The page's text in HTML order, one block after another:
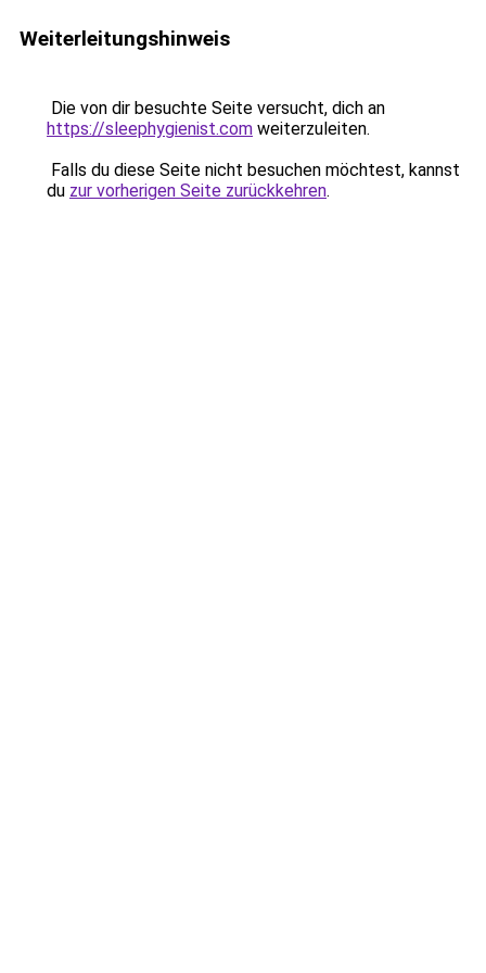
Weiterleitungshinweis
Die von dir besuchte Seite versucht, dich an
https://sleephygienist.com weiterzuleiten.
Falls du diese Seite nicht besuchen möchtest, kannst
du zur vorherigen Seite zurückkehren.